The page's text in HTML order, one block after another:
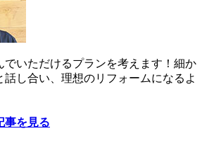
でいただけるプランを考えます！細か
話し合い、理想のリフォームになるよ
事を見る